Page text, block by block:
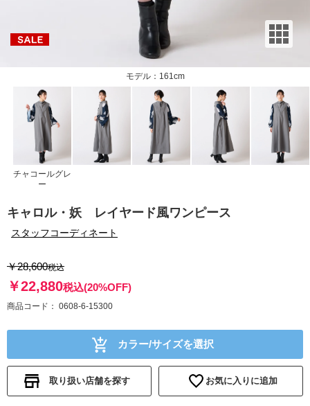
モデル：161cm
チャコールグレ
ー
キャロル・妖 レイヤード風ワンピース
スタッフコーディネート
￥28,600税込
￥22,880税込(20%OFF)
商品コード 0608-6-15300
カラー/サイズを選択
取り扱い店舗を探す お気に入りに追加